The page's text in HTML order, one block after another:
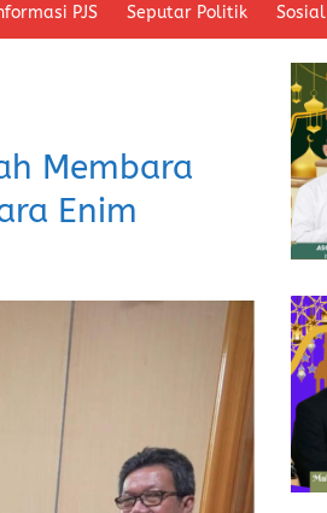
PJS Seputar Politik Sosial
Membara
Enim